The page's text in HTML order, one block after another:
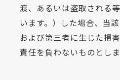
渡、あるいは盗取される
います。）した場合、当
および第三者に生じた損
責任を負わないものとしま